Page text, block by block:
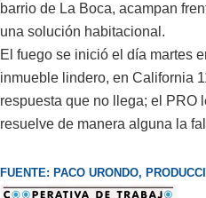
barrio de La Boca, acampan
una solución habitacional.
El fuego se inició el día martes
inmueble lindero, en California
respuesta que no llega; el PRO
resuelve de manera alguna la
FUENTE: PACO URONDO,